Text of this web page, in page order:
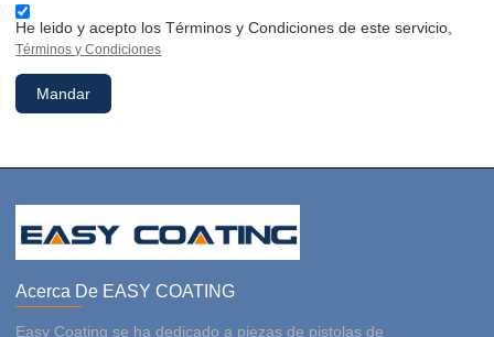
He leido y acepto los Términos y Condiciones de este servicio,
Términos y Condiciones
Mandar
Acerca De EASY COATING
Easy Coating se ha dedicado a piezas de pistolas de